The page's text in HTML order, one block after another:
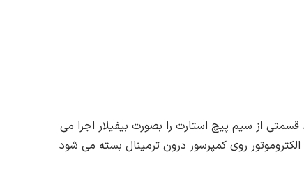
قسمتی از سیم پیچ استارت را بصورت بیفیلار اجرا می
روی کمپرسور درون ترمینال بسته می شود